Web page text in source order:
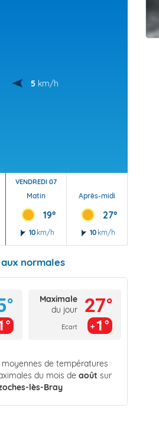
5 km/h
VENDREDI 07
Matin
19°
10 km/h
Après-midi
27°
10 km/h
normales
Maximale
du jour
Ecart
27°
1°
moyennes de températures
du mois de août sur
lès-Bray